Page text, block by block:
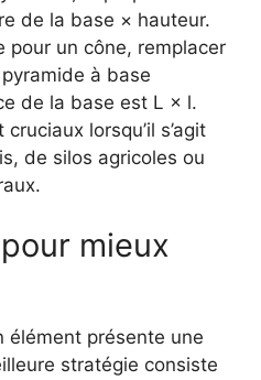
de la base × hauteur.
pour un cône, remplacer
pyramide à base
de la base est L × l.
lorsqu’il s’agit
de silos agricoles ou
mieux
élément présente une
stratégie consiste